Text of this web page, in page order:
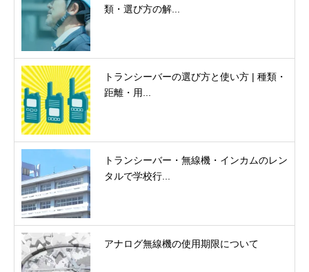
類・選び方の解...
トランシーバーの選び方と使い方 | 種類・
距離・用...
トランシーバー・無線機・インカムのレン
タルで学校行...
アナログ無線機の使用期限について